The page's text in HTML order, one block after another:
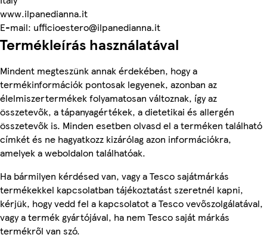
www.ilpanedianna.it
E-mail: ufficioestero@ilpanedianna.it
Termékleírás használatával
Mindent megteszünk annak érdekében, hogy a
termékinformációk pontosak legyenek, azonban az
élelmiszertermékek folyamatosan változnak, így az
összetevők, a tápanyagértékek, a dietetikai és allergén
összetevők is. Minden esetben olvasd el a terméken található
címkét és ne hagyatkozz kizárólag azon információkra,
amelyek a weboldalon találhatóak.
Ha bármilyen kérdésed van, vagy a Tesco sajátmárkás
termékekkel kapcsolatban tájékoztatást szeretnél kapni,
kérjük, hogy vedd fel a kapcsolatot a Tesco vevőszolgálatával,
vagy a termék gyártójával, ha nem Tesco saját márkás
termékről van szó.